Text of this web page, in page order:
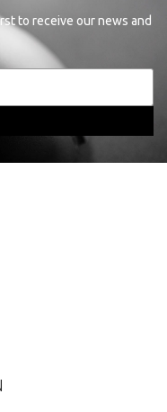
to receive our news and